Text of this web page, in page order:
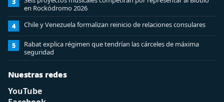
en Rockódromo 2026
4 Chile y Venezuela formalizan reinicio de relaciones consulares
5
Rabat explica régimen que tendrían las cárceles de máxima
seguridad
Nuestras redes
YouTube